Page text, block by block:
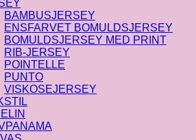
BAMBUSJERSEY
ENSFARVET BOMULDSJERSEY
BOMULDSJERSEY MED PRINT
RIB-JERSEY
POINTELLE
PUNTO
VISKOSEJERSEY